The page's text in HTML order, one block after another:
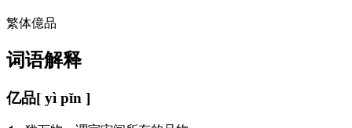
繁体億品
词语解释
亿品[ yì pǐn ]